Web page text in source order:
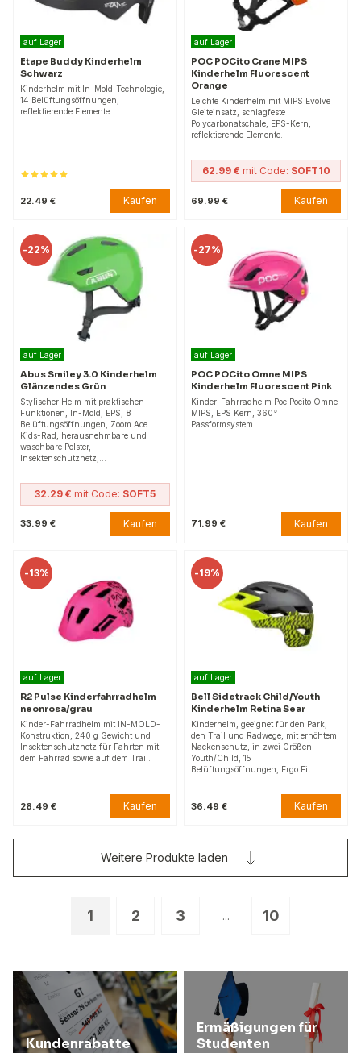
auf Lager
Etape Buddy Kinderhelm
Schwarz
Kinderhelm mit In-Mold-Technologie,
14 Belüftungsöffnungen,
reflektierende Elemente.
22.49 € Kaufen
auf Lager
POC POCito Crane MIPS
Kinderhelm Fluorescent
Orange
Leichte Kinderhelm mit MIPS Evolve
Gleiteinsatz, schlagfeste
Polycarbonatschale, EPS-Kern,
reflektierende Elemente.
62.99 € mit Code: SOFT10
69.99 € Kaufen
-22%
auf Lager
Abus Smiley 3.0 Kinderhelm
Glänzendes Grün
Stylischer Helm mit praktischen
Funktionen, In-Mold, EPS, 8
Belüftungsöffnungen, Zoom Ace
Kids-Rad, herausnehmbare und
waschbare Polster,
Insektenschutznetz,…
32.29 € mit Code: SOFT5
33.99 € Kaufen
-27%
auf Lager
POC POCito Omne MIPS
Kinderhelm Fluorescent Pink
Kinder-Fahrradhelm Poc Pocito Omne
MIPS, EPS Kern, 360°
Passformsystem.
71.99 € Kaufen
-13%
auf Lager
R2 Pulse Kinderfahrradhelm
neonrosa/grau
Kinder-Fahrradhelm mit IN-MOLD-
Konstruktion, 240 g Gewicht und
Insektenschutznetz für Fahrten mit
dem Fahrrad sowie auf dem Trail.
28.49 € Kaufen
-19%
auf Lager
Bell Sidetrack Child/Youth
Kinderhelm Retina Sear
Kinderhelm, geeignet für den Park,
den Trail und Radwege, mit erhöhtem
Nackenschutz, in zwei Größen
Youth/Child, 15
Belüftungsöffnungen, Ergo Fit…
36.49 € Kaufen
1 2 3 ... 10
Weitere Produkte laden
Kundenrabatte
Ermäßigungen für
Studenten